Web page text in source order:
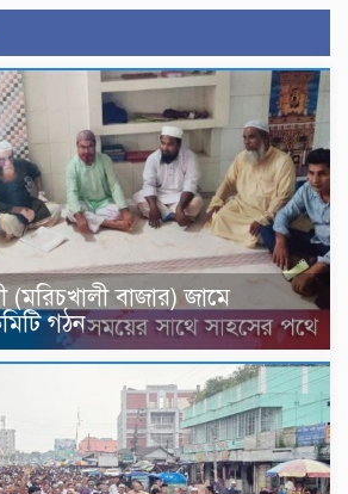
(মরিচখালী বাজার) জামে
গঠন